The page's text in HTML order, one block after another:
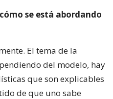
se está abordando
El tema de la
del modelo, hay
que son explicables
de que uno sabe